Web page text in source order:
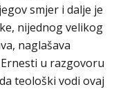
smjer i dalje je
nijednog velikog
naglašava
u razgovoru
teološki vodi ovaj